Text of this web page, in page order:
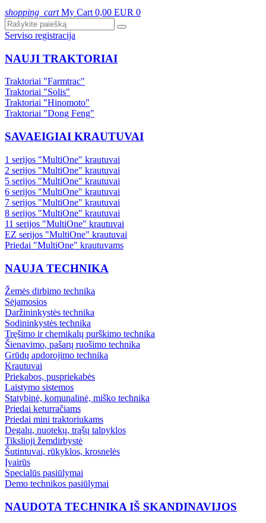
shopping_cart My Cart 0,00 EUR 0
Serviso registracija
NAUJI TRAKTORIAI
Traktoriai "Farmtrac"
Traktoriai "Solis"
Traktoriai "Hinomoto"
Traktoriai "Dong Feng"
SAVAEIGIAI KRAUTUVAI
1 serijos "MultiOne" krautuvai
2 serijos "MultiOne" krautuvai
5 serijos "MultiOne" krautuvai
6 serijos "MultiOne" krautuvai
7 serijos "MultiOne" krautuvai
8 serijos "MultiOne" krautuvai
11 serijos "MultiOne" krautuvai
EZ serijos "MultiOne" krautuvai
Priedai "MultiOne" krautuvams
NAUJA TECHNIKA
Žemės dirbimo technika
Sėjamosios
Daržininkystės technika
Sodininkystės technika
Tręšimo ir chemikalų purškimo technika
Šienavimo, pašarų ruošimo technika
Grūdų apdorojimo technika
Krautuvai
Priekabos, puspriekabės
Laistymo sistemos
Statybinė, komunalinė, miško technika
Priedai keturračiams
Priedai mini traktoriukams
Degalų, nuotekų, trąšų talpyklos
Tikslioji žemdirbystė
Šutintuvai, rūkyklos, krosnelės
Įvairūs
Specialūs pasiūlymai
Demo technikos pasiūlymai
NAUDOTA TECHNIKA IŠ SKANDINAVIJOS